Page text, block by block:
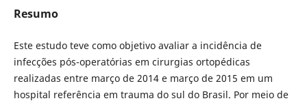
Resumo
Este estudo teve como objetivo avaliar a incidência de
infecções pós-operatórias em cirurgias ortopédicas
realizadas entre março de 2014 e março de 2015 em um
hospital referência em trauma do sul do Brasil. Por meio de